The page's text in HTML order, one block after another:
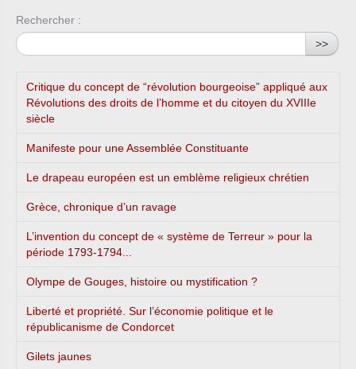
Rechercher :
>>
Critique du concept de “révolution bourgeoise” appliqué aux
Révolutions des droits de l’homme et du citoyen du XVIIIe
siècle
Manifeste pour une Assemblée Constituante
Le drapeau européen est un emblème religieux chrétien
Grèce, chronique d’un ravage
L’invention du concept de « système de Terreur » pour la
période 1793-1794...
Olympe de Gouges, histoire ou mystification ?
Liberté et propriété. Sur l’économie politique et le
républicanisme de Condorcet
Gilets jaunes